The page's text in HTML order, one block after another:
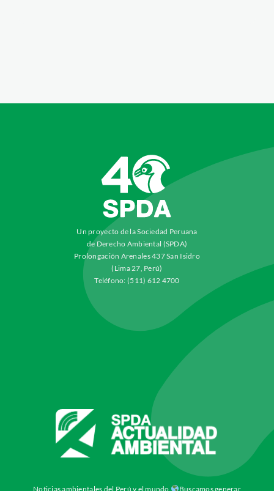
Un proyecto de la Sociedad Peruana
de Derecho Ambiental (SPDA)
Prolongación Arenales 437 San Isidro
(Lima 27, Perú)
Teléfono: (511) 612 4700
Noticias ambientales del Perú y el mundo Buscamos generar